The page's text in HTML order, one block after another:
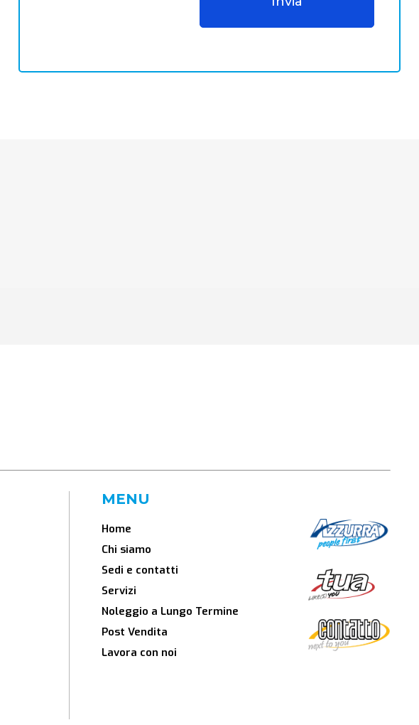
MENU
Home
Chi siamo
Sedi e contatti
Servizi
Noleggio a Lungo Termine
Post Vendita
Lavora con noi